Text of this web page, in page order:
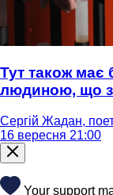
Тут також має
людиною, що
Сергій Жадан,
16 вересня 21:00
Your support